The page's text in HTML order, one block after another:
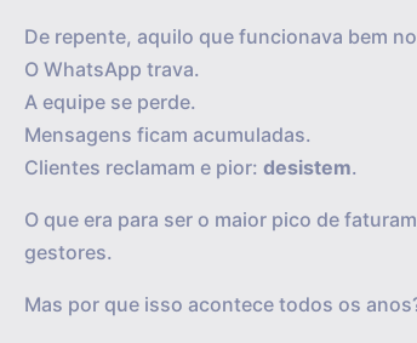
De repente, aquilo que funcionava bem
O WhatsApp trava.
A equipe se perde.
Mensagens ficam acumuladas.
Clientes reclamam e pior: desistem.
O que era para ser o maior pico de
gestores.
Mas por que isso acontece todos os